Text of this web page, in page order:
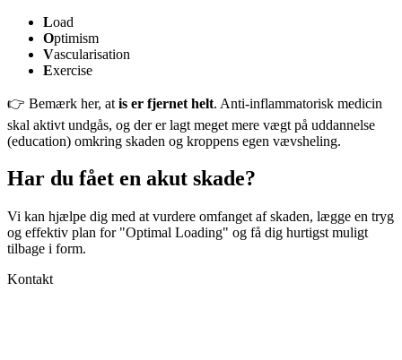
Load
Optimism
Vascularisation
Exercise
👉 Bemærk her, at is er fjernet helt. Anti-inflammatorisk medicin
skal aktivt undgås, og der er lagt meget mere vægt på uddannelse
(education) omkring skaden og kroppens egen vævsheling.
Har du fået en akut skade?
Vi kan hjælpe dig med at vurdere omfanget af skaden, lægge en tryg
og effektiv plan for "Optimal Loading" og få dig hurtigst muligt
tilbage i form.
Kontakt